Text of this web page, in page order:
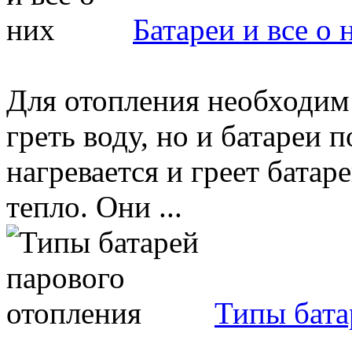
Батареи и все о
Для отопления
греть воду, но и батареи
нагревается и греет
тепло. Они ...
Типы